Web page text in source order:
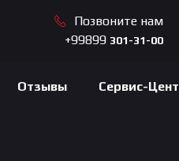
Позвоните нам
+99899 301-31-00
Отзывы Сервис-